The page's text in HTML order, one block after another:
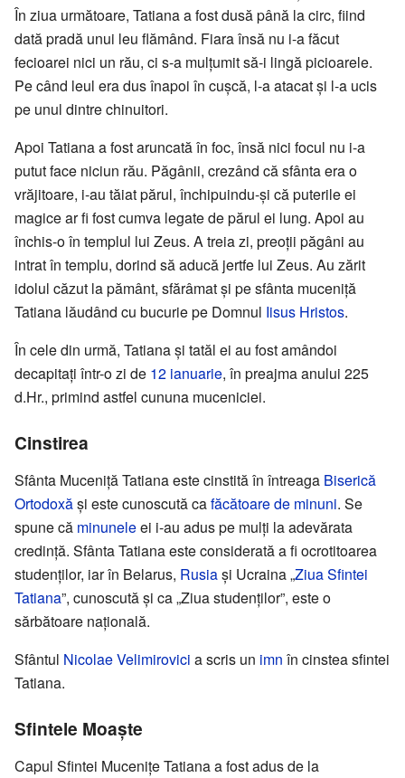
În ziua următoare, Tatiana a fost dusă până la circ, fiind
dată pradă unui leu flămând. Fiara însă nu i-a făcut
fecioarei nici un rău, ci s-a mulțumit să-i lingă picioarele.
Pe când leul era dus înapoi în cușcă, l-a atacat și l-a ucis
pe unul dintre chinuitori.
Apoi Tatiana a fost aruncată în foc, însă nici focul nu i-a
putut face niciun rău. Păgânii, crezând că sfânta era o
vrăjitoare, i-au tăiat părul, închipuindu-și că puterile ei
magice ar fi fost cumva legate de părul ei lung. Apoi au
închis-o în templul lui Zeus. A treia zi, preoții păgâni au
intrat în templu, dorind să aducă jertfe lui Zeus. Au zărit
idolul căzut la pământ, sfărâmat și pe sfânta muceniță
Tatiana lăudând cu bucurie pe Domnul Iisus Hristos.
În cele din urmă, Tatiana și tatăl ei au fost amândoi
decapitați într-o zi de 12 ianuarie, în preajma anului 225
d.Hr., primind astfel cununa muceniciei.
Cinstirea
Sfânta Muceniță Tatiana este cinstită în întreaga Biserică
Ortodoxăși este cunoscută cafăcătoare de minuni. Se
spune că minuneleei i-au adus pe mulți la adevărata
credință. Sfânta Tatiana este considerată a fi ocrotitoarea
studenților, iar în Belarus, Rusiași Ucraina „Ziua Sfintei
Tatiana”, cunoscută și ca „Ziua studenților”, este o
sărbătoare națională.
Sfântul Nicolae Velimirovici a scris un imn în cinstea sfintei
Tatiana.
Sfintele Moaște
Capul Sfintei Mucenițe Tatiana a fost adus de la